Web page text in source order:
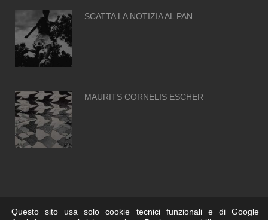
SCATTA LA NOTIZIA AL PAN
MAURITS CORNELIS ESCHER
Questo sito usa solo cookie tecnici funzionali e di Google